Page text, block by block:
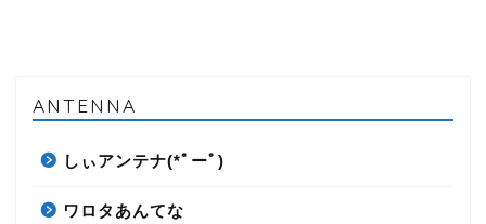
ANTENNA
しぃアンテナ(*ﾟーﾟ)
ワロタあんてな